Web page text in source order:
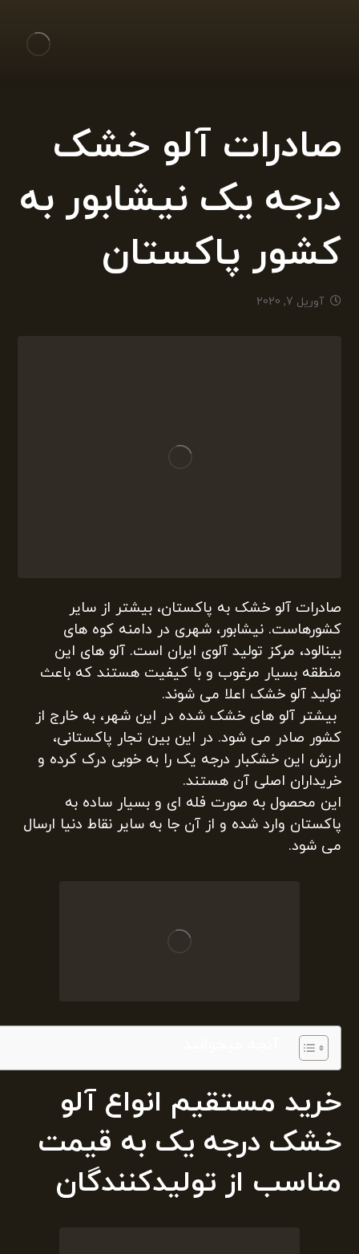
صادرات آلو خشک
درجه یک نیشابور به
کشور پاکستان
آوریل 7, 2020
صادرات آلو خشک به پاکستان، بیشتر از سایر
کشورهاست. نیشابور، شهری در دامنه کوه های
بینالود، مرکز تولید آلوی ایران است. آلو های این
منطقه بسیار مرغوب و با کیفیت هستند که باعث
تولید آلو خشک اعلا می شوند.
بیشتر آلو های خشک شده در این شهر، به خارج از
کشور صادر می شود. در این بین تجار پاکستانی،
ارزش این خشکبار درجه یک را به خوبی درک کرده و
خریداران اصلی آن هستند.
این محصول به صورت فله ای و بسیار ساده به
پاکستان وارد شده و از آن جا به سایر نقاط دنیا ارسال
می شود.
خرید مستقیم انواع آلو
خشک درجه یک به قیمت
مناسب از تولیدکنندگان